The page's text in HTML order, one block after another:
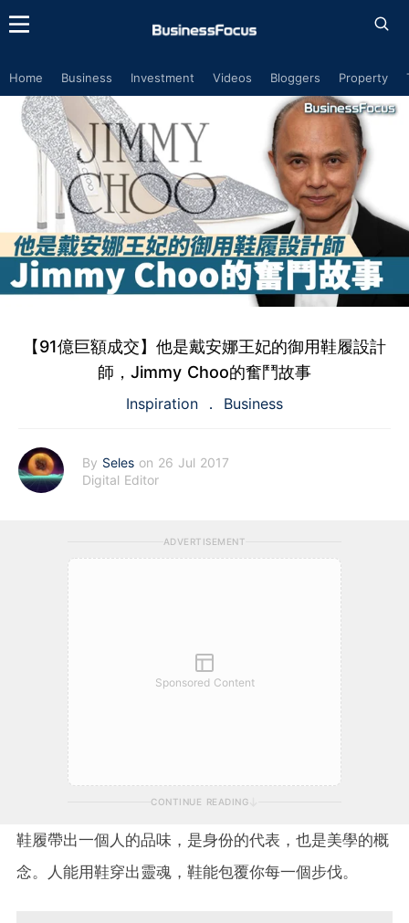
Home Business Investment Videos Bloggers Property
【91億巨額成交】他是戴安娜王妃的御用鞋履設計
師，Jimmy Choo的奮鬥故事
Inspiration Business
By Seles on 26 Jul 2017
Digital Editor
ADVERTISEMENT
Sponsored Content
CONTINUE READING
鞋履帶出一個人的品味，是身份的代表，也是美學的概
念。人能用鞋穿出靈魂，鞋能包覆你每一個步伐。